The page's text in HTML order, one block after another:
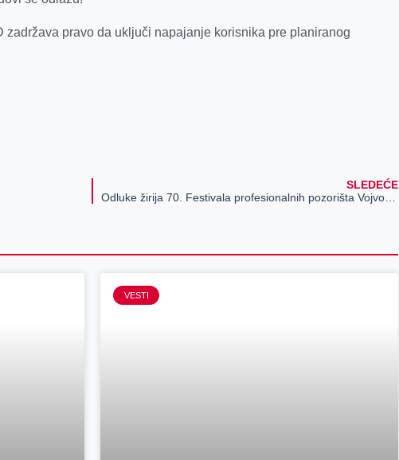
zadržava pravo da uključi napajanje korisnika pre planiranog
SLEDEĆE
VESTI